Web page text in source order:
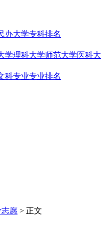
办大学专科排名
学理科大学师范大学医科
科专业专业排名
愿 > 正文